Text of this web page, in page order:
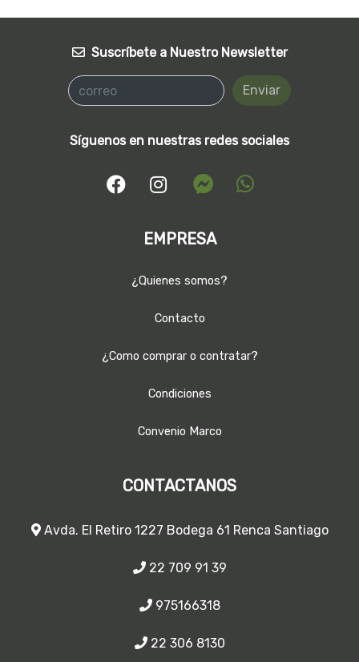
Suscríbete a Nuestro Newsletter
Enviar
Síguenos en nuestras redes sociales
EMPRESA
¿Quienes somos?
Contacto
¿Como comprar o contratar?
Condiciones
Convenio Marco
CONTACTANOS
Avda. El Retiro 1227 Bodega 61 Renca Santiago
22 709 91 39
975166318
22 306 8130